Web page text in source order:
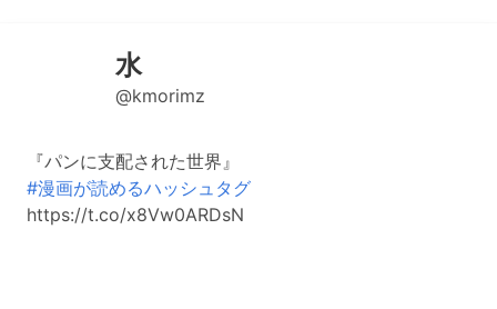
水
@kmorimz
『パンに支配された世界』
#漫画が読めるハッシュタグ
https://t.co/x8Vw0ARDsN